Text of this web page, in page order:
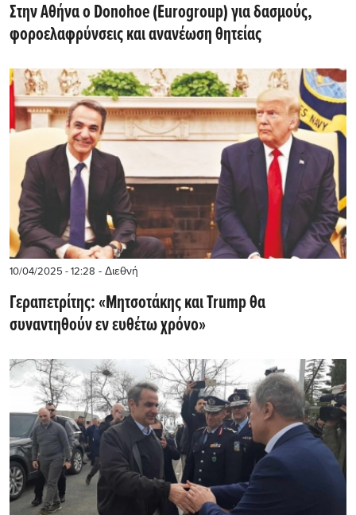
Στην Αθήνα ο Donohoe (Eurogroup) για δασμούς,
φοροελαφρύνσεις και ανανέωση θητείας
10/04/2025 - 12:28 - Διεθνή
Γεραπετρίτης: «Μητσοτάκης και Trump θα
συναντηθούν εν ευθέτω χρόνο»